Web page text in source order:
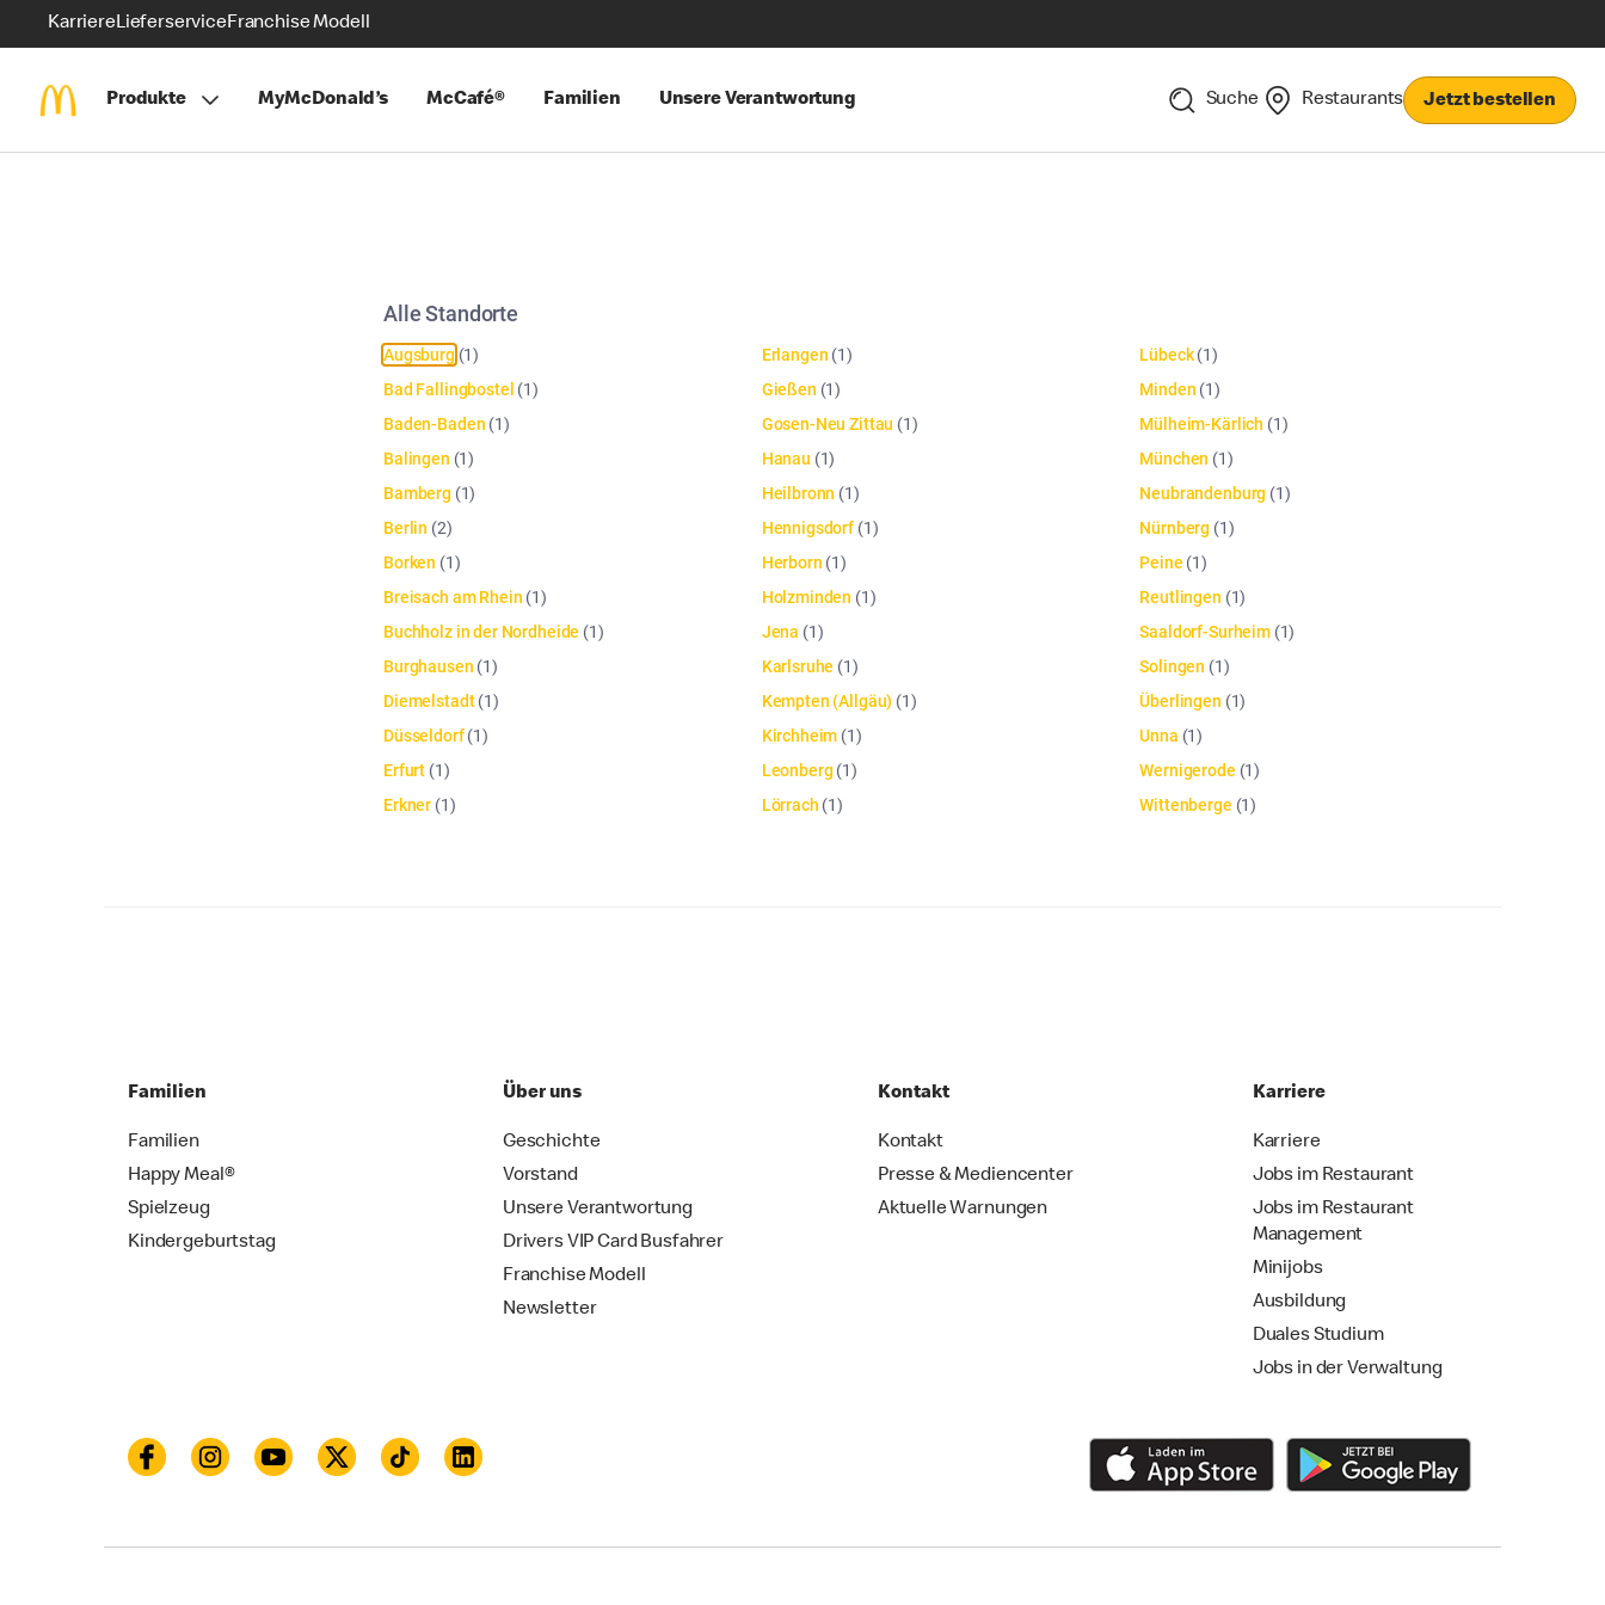
KarriereLieferserviceFranchise Modell
Produkte MyMcDonald’s McCafé® Familien Unsere Verantwortung Suche Restaurants Jetzt bestellen
Alle Standorte
Augsburg (1)
Bad Fallingbostel (1)
Baden-Baden (1)
Balingen (1)
Bamberg (1)
Berlin (2)
Borken (1)
Breisach am Rhein (1)
Buchholz in der Nordheide (1)
Burghausen (1)
Diemelstadt(1)
Düsseldorf(1)
Erfurt (1)
Erkner (1)
Erlangen (1)
Gießen (1)
Gosen-Neu Zittau (1)
Hanau (1)
Heilbronn (1)
Hennigsdorf (1)
Herborn (1)
Holzminden (1)
Jena (1)
Karlsruhe (1)
Kempten (Allgäu) (1)
Kirchheim (1)
Leonberg (1)
Lörrach (1)
Lübeck(1)
Minden (1)
Mülheim-Kärlich (1)
München (1)
Neubrandenburg (1)
Nürnberg (1)
Peine (1)
Reutlingen (1)
Saaldorf-Surheim(1)
Solingen (1)
Überlingen (1)
Unna (1)
Wernigerode (1)
Wittenberge (1)
Familien
Familien
Happy Meal®
Spielzeug
Kindergeburtstag
Über uns
Geschichte
Vorstand
Unsere Verantwortung
Drivers VIP Card Busfahrer
Franchise Modell
Newsletter
Kontakt
Kontakt
Presse & Mediencenter
Aktuelle Warnungen
Karriere
Karriere
Jobs im Restaurant
Jobs im Restaurant
Management
Minijobs
Ausbildung
Duales Studium
Jobs in der Verwaltung